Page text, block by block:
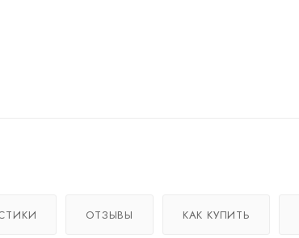
ОТЗЫВЫ КАК КУПИТЬ